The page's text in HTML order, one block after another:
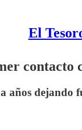
El
contacto
años dejando